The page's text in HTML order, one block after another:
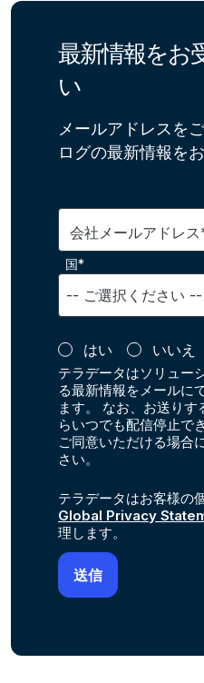
最新情報をお
い
メールアドレスを
ログの最新情報を
会社メールアドレ
国*
はい いいえ
テラデータはソリュー
る最新情報をメールに
ます。 なお、お送り
らいつでも配信停止で
ご同意いただける場合
さい。
テラデータはお客様の
Global Privacy
理します。